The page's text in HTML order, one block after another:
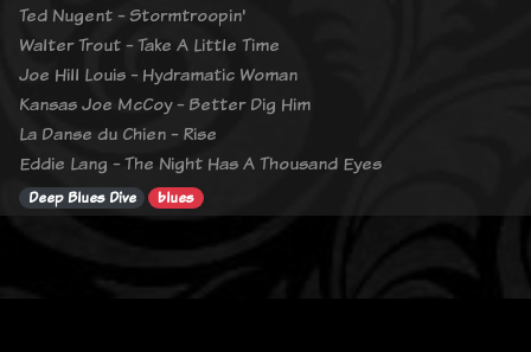
Ted Nugent - Stormtroopin'
Walter Trout - Take A Little Time
Joe Hill Louis - Hydramatic Woman
Kansas Joe McCoy - Better Dig Him
La Danse du Chien - Rise
Eddie Lang - The Night Has A Thousand Eyes
Deep Blues Dive blues